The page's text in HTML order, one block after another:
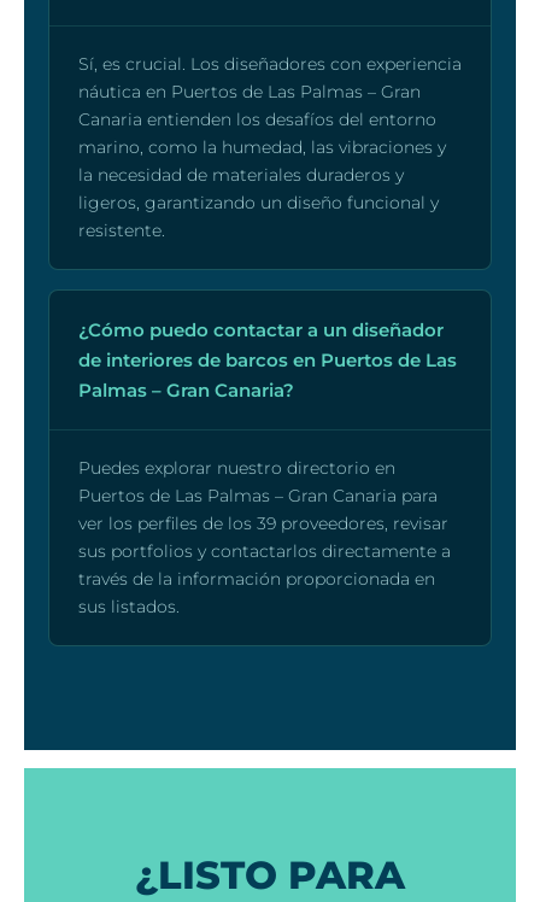
Sí, es crucial. Los diseñadores con experiencia
náutica en Puertos de Las Palmas – Gran
Canaria entienden los desafíos del entorno
marino, como la humedad, las vibraciones y
la necesidad de materiales duraderos y
ligeros, garantizando un diseño funcional y
resistente.
¿Cómo puedo contactar a un diseñador
de interiores de barcos en Puertos de Las
Palmas – Gran Canaria?
Puedes explorar nuestro directorio en
Puertos de Las Palmas – Gran Canaria para
ver los perfiles de los 39 proveedores, revisar
sus portfolios y contactarlos directamente a
través de la información proporcionada en
sus listados.
¿LISTO PARA